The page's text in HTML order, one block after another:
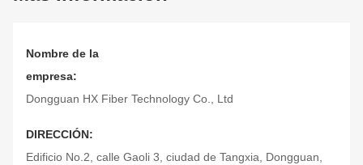
Nombre de la
empresa:
Dongguan HX Fiber Technology Co., Ltd
DIRECCIÓN:
Edificio No.2, calle Gaoli 3, ciudad de Tangxia, Dongguan,